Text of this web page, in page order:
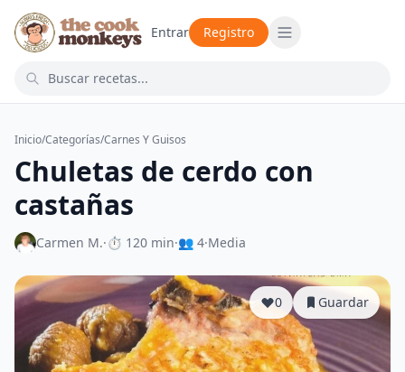
Entrar Registro
Inicio/Categorías/Carnes Y Guisos
Chuletas de cerdo con
castañas
Carmen M.·⏱ 120 min·👥 4·Media
0 Guardar